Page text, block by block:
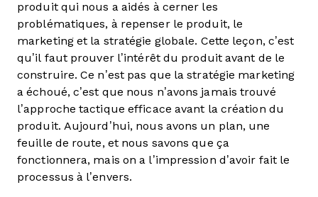
produit qui nous a aidés à cerner les
problématiques, à repenser le produit, le
marketing et la stratégie globale. Cette leçon, c’est
qu’il faut prouver l’intérêt du produit avant de le
construire. Ce n’est pas que la stratégie marketing
a échoué, c’est que nous n’avons jamais trouvé
l’approche tactique efficace avant la création du
produit. Aujourd’hui, nous avons un plan, une
feuille de route, et nous savons que ça
fonctionnera, mais on a l’impression d’avoir fait le
processus à l’envers.